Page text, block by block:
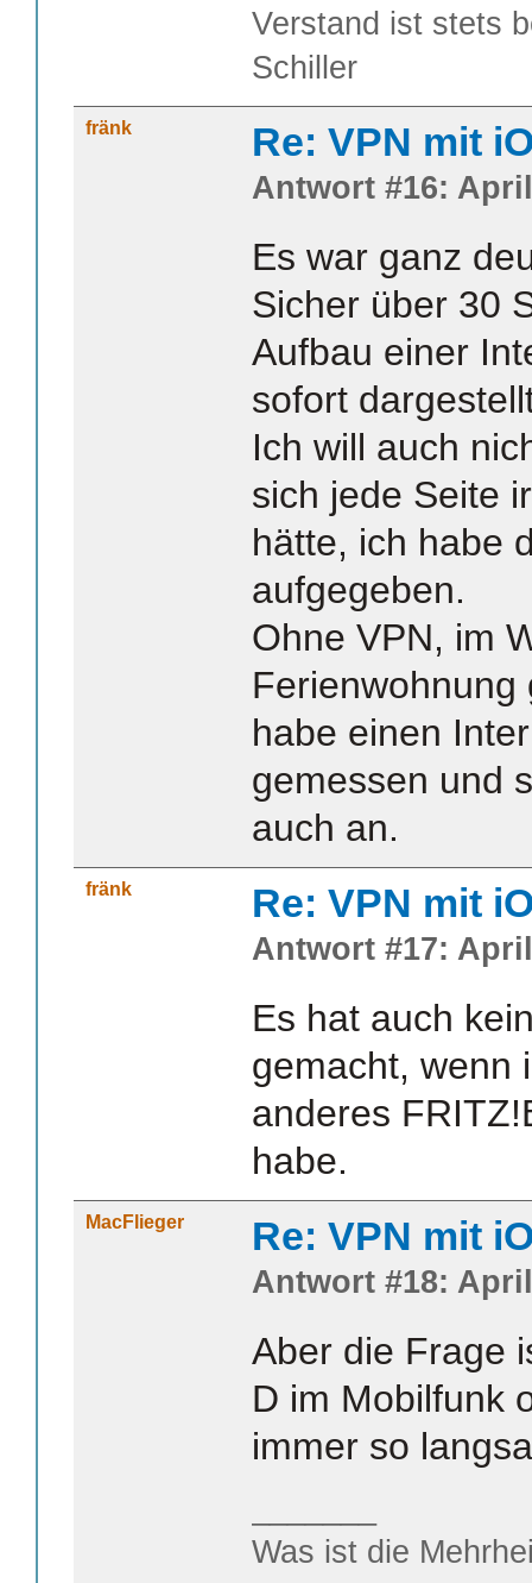
Verstand ist stets
Schiller
fränk Re: VPN mit
Antwort #16:
Es war ganz
Sicher über 30
Aufbau einer
sofort
Ich will auch
sich jede Seite
hätte, ich habe
aufgegeben.
Ohne VPN, im
Ferienwohnung
habe einen
gemessen und
auch an.
fränk Re: VPN mit
Antwort #17:
Es hat auch
gemacht, wenn
anderes
habe.
MacFlieger Re: VPN mit
Antwort #18:
Aber die Frage
D im Mobilfunk
immer so
Was ist die